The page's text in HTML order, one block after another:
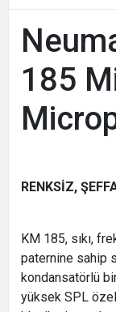
185
RENKSİZ,
KM 185, sıkı,
paternine sahip
kondansatörlü
yüksek SPL